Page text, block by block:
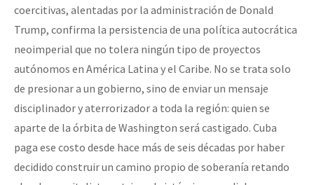
Libros para descargar
Medios Libres
COVID-19
Eventos
Contacto
coercitivas, alentadas por la administración de Donald
Trump, confirma la persistencia de una política autocrática
neoimperial que no tolera ningún tipo de proyectos
autónomos en América Latina y el Caribe. No se trata solo
de presionar a un gobierno, sino de enviar un mensaje
disciplinador y aterrorizador a toda la región: quien se
aparte de la órbita de Washington será castigado. Cuba
paga ese costo desde hace más de seis décadas por haber
decidido construir un camino propio de soberanía retando